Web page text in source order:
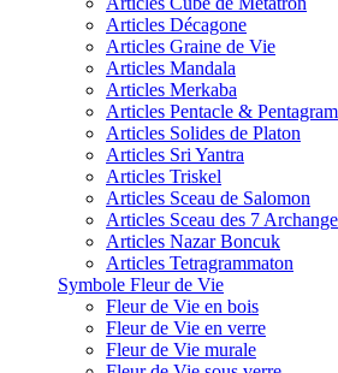
Articles Décagone
Articles Graine de Vie
Articles Mandala
Articles Merkaba
Articles Pentacle &
Articles Solides de Platon
Articles Sri Yantra
Articles Triskel
Articles Sceau de Salomon
Articles Sceau des 7
Articles Nazar Boncuk
Articles Tetragrammaton
Symbole Fleur de Vie
Fleur de Vie en bois
Fleur de Vie en verre
Fleur de Vie murale